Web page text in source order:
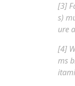
[3]
s)
ure
[4]
ms